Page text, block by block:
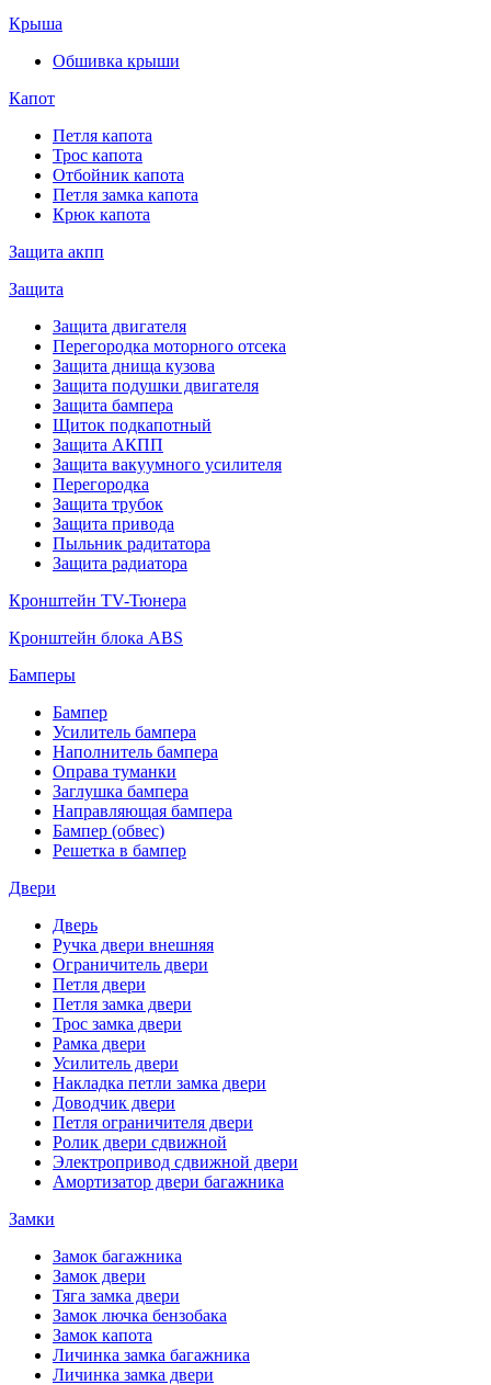
Крыша
Обшивка крыши
Капот
Петля капота
Трос капота
Отбойник капота
Петля замка капота
Крюк капота
Защита акпп
Защита
Защита двигателя
Перегородка моторного отсека
Защита днища кузова
Защита подушки двигателя
Защита бампера
Щиток подкапотный
Защита АКПП
Защита вакуумного усилителя
Перегородка
Защита трубок
Защита привода
Пыльник радитатора
Защита радиатора
Кронштейн TV-Тюнера
Кронштейн блока ABS
Бамперы
Бампер
Усилитель бампера
Наполнитель бампера
Оправа туманки
Заглушка бампера
Направляющая бампера
Бампер (обвес)
Решетка в бампер
Двери
Дверь
Ручка двери внешняя
Ограничитель двери
Петля двери
Петля замка двери
Трос замка двери
Рамка двери
Усилитель двери
Накладка петли замка двери
Доводчик двери
Петля ограничителя двери
Ролик двери сдвижной
Электропривод сдвижной двери
Амортизатор двери багажника
Замки
Замок багажника
Замок двери
Тяга замка двери
Замок лючка бензобака
Замок капота
Личинка замка багажника
Личинка замка двери